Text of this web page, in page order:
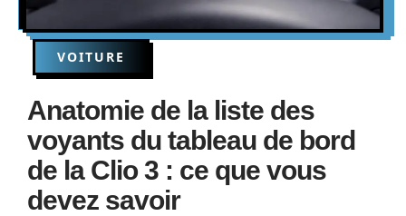
VOITURE
Anatomie de la liste des
voyants du tableau de bord
de la Clio 3 : ce que vous
devez savoir